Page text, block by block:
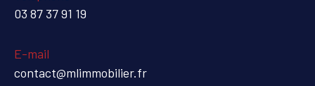
03 87 37 91 19
E-mail
contact@mlimmobilier.fr